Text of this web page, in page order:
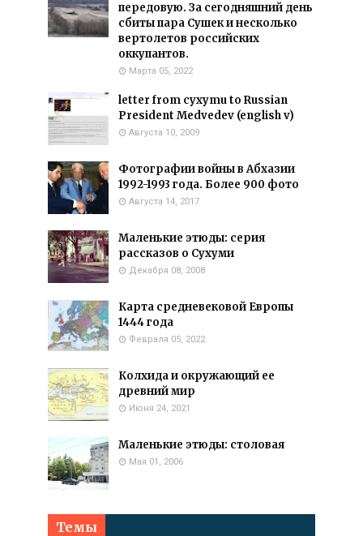
передовую. За сегодняшний день
сбиты пара Сушек и несколько
вертолетов российских
оккупантов.
Марта 05, 2022
letter from cyxymu to Russian
President Medvedev (english v)
Августа 10, 2009
Фотографии войны в Абхазии
1992-1993 года. Более 900 фото
Августа 14, 2017
Маленькие этюды: серия
рассказов о Сухуми
Декабря 08, 2008
Карта средневековой Европы
1444 года
Февраля 05, 2022
Колхида и окружающий ее
древний мир
Июня 24, 2021
Маленькие этюды: столовая
Мая 01, 2006
Темы